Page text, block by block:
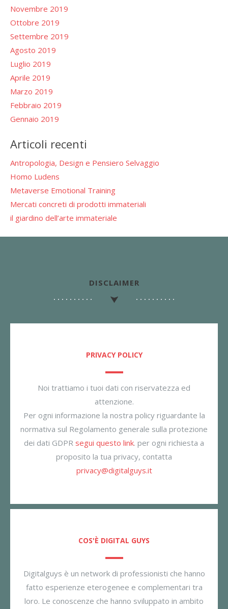
Novembre 2019
Ottobre 2019
Settembre 2019
Agosto 2019
Luglio 2019
Aprile 2019
Marzo 2019
Febbraio 2019
Gennaio 2019
Articoli recenti
Antropologia, Design e Pensiero Selvaggio
Homo Ludens
Metaverse Emotional Training
Mercati concreti di prodotti immateriali
il giardino dell’arte immateriale
DISCLAIMER
PRIVACY POLICY
Noi trattiamo i tuoi dati con riservatezza ed
attenzione.
Per ogni informazione la nostra policy riguardante la
normativa sul Regolamento generale sulla protezione
dei dati GDPR segui questo link. per ogni richiesta a
proposito la tua privacy, contatta
privacy@digitalguys.it
COS'È DIGITAL GUYS
Digitalguys è un network di professionisti che hanno
fatto esperienze eterogenee e complementari tra
loro. Le conoscenze che hanno sviluppato in ambito